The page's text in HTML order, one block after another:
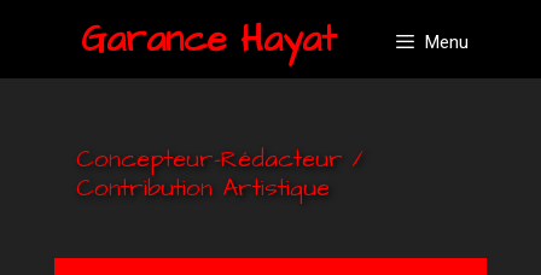
Garance Hayat Menu
Concepteur-Rédacteur /
Contribution Artistique